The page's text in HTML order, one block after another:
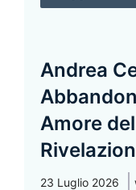
Andrea
Amore
23 Luglio 2026